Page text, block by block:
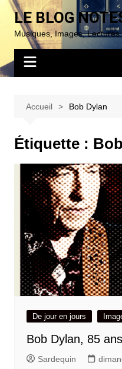
Aller
contenu
LE BLOG
Musiques, Images,
Accueil Bob Dylan
Étiquette :
De jour en jours
Bob Dylan, 85
Sardequin